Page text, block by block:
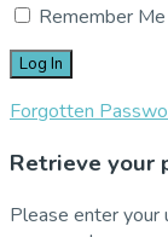
Remember Me
Forgotten
Retrieve your
Please enter your